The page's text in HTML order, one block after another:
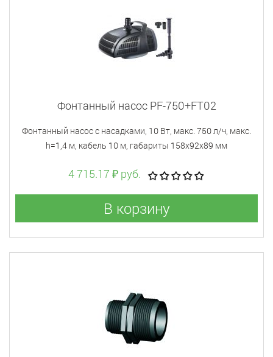
Фонтанный насос PF-750+FT02
Фонтанный насос с насадками, 10 Вт, макс. 750 л/ч, макс.
h=1,4 м, кабель 10 м, габариты 158х92х89 мм
4 715.17 ₽ руб.
В корзину